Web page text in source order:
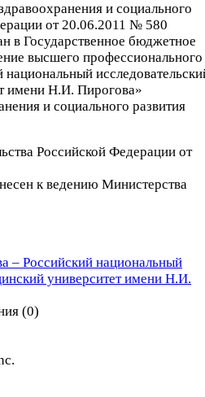
и социального
от 20.06.2011 № 580
в Государственное бюджетное
высшего профессионального
имени Н.И. Пирогова»
и социального развития
Российской Федерации от
к ведению Министерства
Российский национальный
университет имени Н.И.
(0)